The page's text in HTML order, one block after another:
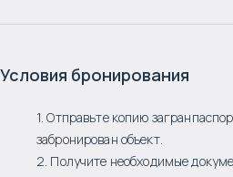
Условия бронирования
1. Отправьте копию
забронирован объект.
2. Получите необходимые